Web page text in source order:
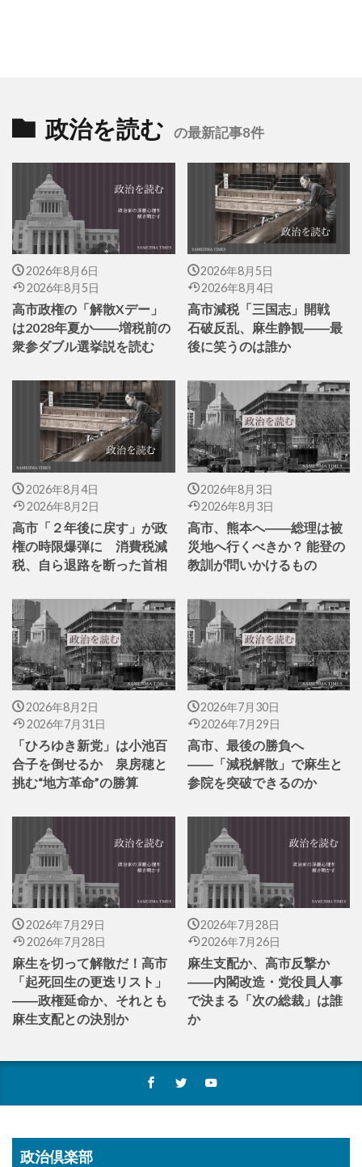
政治を読む の最新記事8件
2026年8月6日
2026年8月5日
高市政権の「解散Xデー」
は2028年夏か――増税前の
衆参ダブル選挙説を読む
2026年8月5日
2026年8月4日
高市減税「三国志」開戦
石破反乱、麻生静観――最
後に笑うのは誰か
2026年8月4日
2026年8月2日
高市「２年後に戻す」が政
権の時限爆弾に 消費税減
税、自ら退路を断った首相
2026年8月3日
2026年8月3日
高市、熊本へ――総理は被
災地へ行くべきか？ 能登の
教訓が問いかけるもの
2026年8月2日
2026年7月31日
「ひろゆき新党」は小池百
合子を倒せるか 泉房穂と
挑む“地方革命”の勝算
2026年7月30日
2026年7月29日
高市、最後の勝負へ
――「減税解散」で麻生と
参院を突破できるのか
2026年7月29日
2026年7月28日
麻生を切って解散だ！高市
「起死回生の更迭リスト」
――政権延命か、それとも
麻生支配との決別か
2026年7月28日
2026年7月26日
麻生支配か、高市反撃か
――内閣改造・党役員人事
で決まる「次の総裁」は誰
か
政治倶楽部